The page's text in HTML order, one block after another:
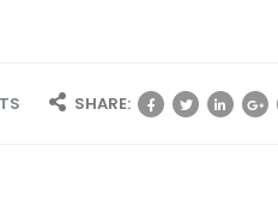
SHARE: